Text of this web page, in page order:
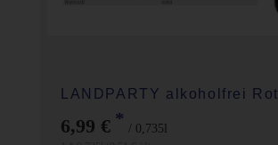
LANDPARTY alkoholfrei Rot
6,99 € * / 0,735l